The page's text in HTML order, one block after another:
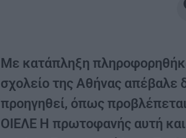
Με κατάπληξη
σχολείο της Αθήνας απέβαλε
προηγηθεί, όπως
ΟΙΕΛΕ Η πρωτοφανής αυτή